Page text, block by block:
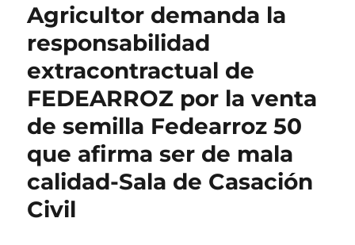
Agricultor demanda la
responsabilidad
extracontractual de
FEDEARROZ por la venta
de semilla Fedearroz 50
que afirma ser de mala
calidad-Sala de Casación
Civil